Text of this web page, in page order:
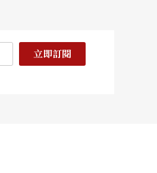
立即訂閱